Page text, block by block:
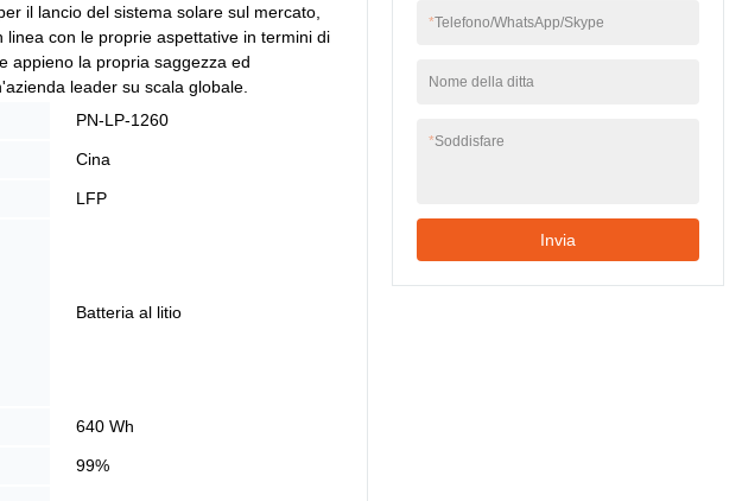
il lancio del sistema solare sul mercato,
con le proprie aspettative in termini di
appieno la propria saggezza ed
leader su scala globale.
PN-LP-1260
Cina
LFP
Batteria al litio
640 Wh
99%
*Telefono/WhatsApp/Skype
Nome della ditta
*Soddisfare
Invia